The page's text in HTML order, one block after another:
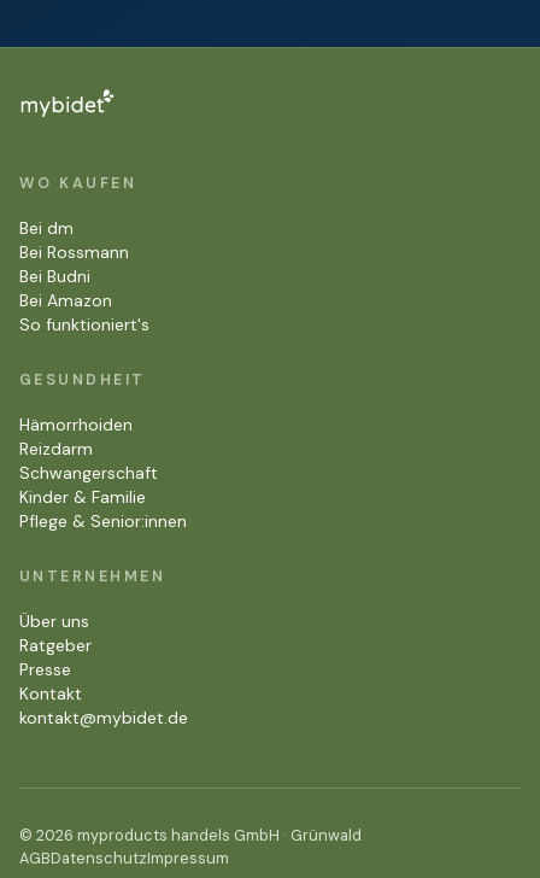
WO KAUFEN
Bei dm
Bei Rossmann
Bei Budni
Bei Amazon
So funktioniert's
GESUNDHEIT
Hämorrhoiden
Reizdarm
Schwangerschaft
Kinder & Familie
Pflege & Senior:innen
UNTERNEHMEN
Über uns
Ratgeber
Presse
Kontakt
kontakt@mybidet.de
© 2026 myproducts handels GmbH · Grünwald
AGBDatenschutzImpressum